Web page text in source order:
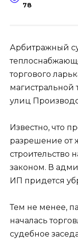
78
Арбитражный
торгового
магистральной
улиц
Известно, что
разрешение от
строительство
законом. В
ИП придется
Тем не менее,
началась
судебное